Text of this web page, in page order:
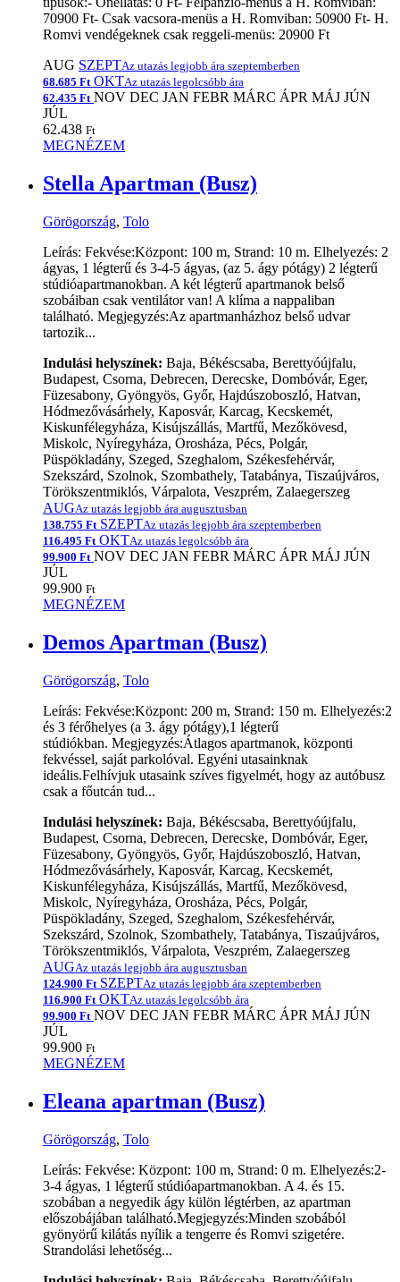
70900 Ft- Csak vacsora-menüs a H. Romviban: 50900 Ft- H.
Romvi vendégeknek csak reggeli-menüs: 20900 Ft
AUG SZEPTAz utazás legjobb ára szeptemberben
68.685 Ft OKTAz utazás legolcsóbb ára
62.435 Ft NOV DEC JAN FEBR MÁRC ÁPR MÁJ JÚN
JÚL
62.438 Ft
MEGNÉZEM
Stella Apartman (Busz)
Görögország, Tolo
Leírás: Fekvése:Központ: 100 m, Strand: 10 m. Elhelyezés: 2
ágyas, 1 légterű és 3-4-5 ágyas, (az 5. ágy pótágy) 2 légterű
stúdióapartmanokban. A két légterű apartmanok belső
szobáiban csak ventilátor van! A klíma a nappaliban
található. Megjegyzés:Az apartmanházhoz belső udvar
tartozik...
Indulási helyszínek: Baja, Békéscsaba, Berettyóújfalu,
Budapest, Csorna, Debrecen, Derecske, Dombóvár, Eger,
Füzesabony, Gyöngyös, Győr, Hajdúszoboszló, Hatvan,
Hódmezővásárhely, Kaposvár, Karcag, Kecskemét,
Kiskunfélegyháza, Kisújszállás, Martfű, Mezőkövesd,
Miskolc, Nyíregyháza, Orosháza, Pécs, Polgár,
Püspökladány, Szeged, Szeghalom, Székesfehérvár,
Szekszárd, Szolnok, Szombathely, Tatabánya, Tiszaújváros,
Törökszentmiklós, Várpalota, Veszprém, Zalaegerszeg
AUGAz utazás legjobb ára augusztusban
138.755 Ft SZEPTAz utazás legjobb ára szeptemberben
116.495 Ft OKTAz utazás legolcsóbb ára
99.900 Ft NOV DEC JAN FEBR MÁRC ÁPR MÁJ JÚN
JÚL
99.900 Ft
MEGNÉZEM
Demos Apartman (Busz)
Görögország, Tolo
Leírás: Fekvése:Központ: 200 m, Strand: 150 m. Elhelyezés:2
és 3 férőhelyes (a 3. ágy pótágy),1 légterű
stúdiókban. Megjegyzés:Átlagos apartmanok, központi
fekvéssel, saját parkolóval. Egyéni utasainknak
ideális.Felhívjuk utasaink szíves figyelmét, hogy az autóbusz
csak a főutcán tud...
Indulási helyszínek: Baja, Békéscsaba, Berettyóújfalu,
Budapest, Csorna, Debrecen, Derecske, Dombóvár, Eger,
Füzesabony, Gyöngyös, Győr, Hajdúszoboszló, Hatvan,
Hódmezővásárhely, Kaposvár, Karcag, Kecskemét,
Kiskunfélegyháza, Kisújszállás, Martfű, Mezőkövesd,
Miskolc, Nyíregyháza, Orosháza, Pécs, Polgár,
Püspökladány, Szeged, Szeghalom, Székesfehérvár,
Szekszárd, Szolnok, Szombathely, Tatabánya, Tiszaújváros,
Törökszentmiklós, Várpalota, Veszprém, Zalaegerszeg
AUGAz utazás legjobb ára augusztusban
124.900 Ft SZEPTAz utazás legjobb ára szeptemberben
116.900 Ft OKTAz utazás legolcsóbb ára
99.900 Ft NOV DEC JAN FEBR MÁRC ÁPR MÁJ JÚN
JÚL
99.900 Ft
MEGNÉZEM
Eleana apartman (Busz)
Görögország, Tolo
Leírás: Fekvése: Központ: 100 m, Strand: 0 m. Elhelyezés:2-
3-4 ágyas, 1 légterű stúdióapartmanokban. A 4. és 15.
szobában a negyedik ágy külön légtérben, az apartman
előszobájában található.Megjegyzés:Minden szobából
gyönyörű kilátás nyílik a tengerre és Romvi szigetére.
Strandolási lehetőség...